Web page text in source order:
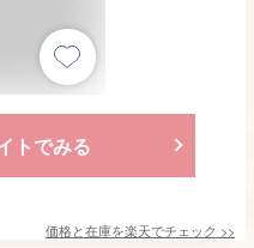
トでみる
価格と在庫を楽天でチェック >>